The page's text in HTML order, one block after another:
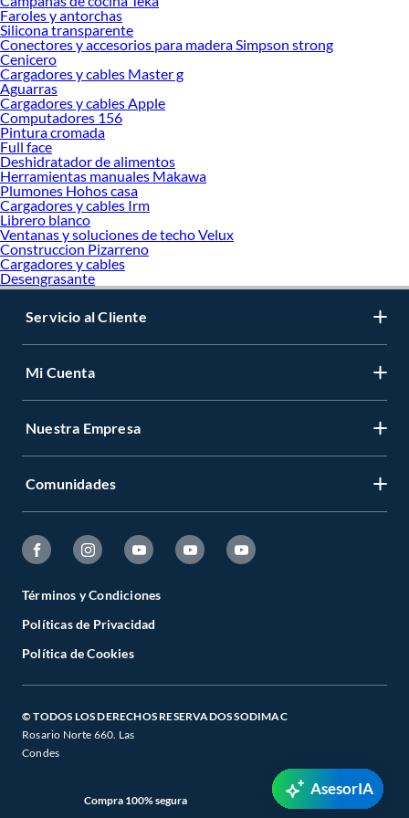
Faroles y antorchas
Silicona transparente
Conectores y accesorios para madera Simpson strong
Cenicero
Cargadores y cables Master g
Aguarras
Cargadores y cables Apple
Computadores 156
Pintura cromada
Full face
Deshidratador de alimentos
Herramientas manuales Makawa
Plumones Hohos casa
Cargadores y cables Irm
Librero blanco
Ventanas y soluciones de techo Velux
Construccion Pizarreno
Cargadores y cables
Desengrasante
Servicio al Cliente
Mi Cuenta
Nuestra Empresa
Comunidades
Términos y Condiciones
Políticas de Privacidad
Política de Cookies
© TODOS LOS DERECHOS RESERVADOS SODIMAC
Rosario Norte 660. Las
Condes
Compra 100% segura
AsesorIA